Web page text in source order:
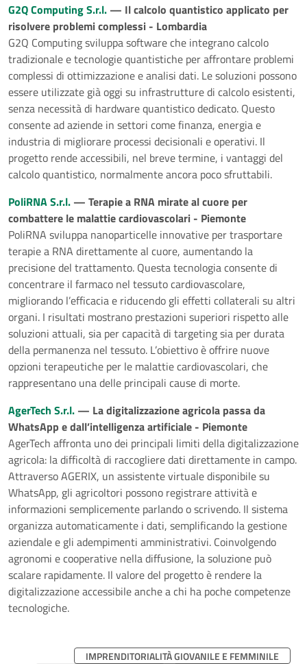
G2Q Computing S.r.l. — Il calcolo quantistico applicato per
risolvere problemi complessi - Lombardia
G2Q Computing sviluppa software che integrano calcolo
tradizionale e tecnologie quantistiche per affrontare problemi
complessi di ottimizzazione e analisi dati. Le soluzioni possono
essere utilizzate già oggi su infrastrutture di calcolo esistenti,
senza necessità di hardware quantistico dedicato. Questo
consente ad aziende in settori come finanza, energia e
industria di migliorare processi decisionali e operativi. Il
progetto rende accessibili, nel breve termine, i vantaggi del
calcolo quantistico, normalmente ancora poco sfruttabili.
PoliRNA S.r.l. — Terapie a RNA mirate al cuore per
combattere le malattie cardiovascolari - Piemonte
PoliRNA sviluppa nanoparticelle innovative per trasportare
terapie a RNA direttamente al cuore, aumentando la
precisione del trattamento. Questa tecnologia consente di
concentrare il farmaco nel tessuto cardiovascolare,
migliorando l’efficacia e riducendo gli effetti collaterali su altri
organi. I risultati mostrano prestazioni superiori rispetto alle
soluzioni attuali, sia per capacità di targeting sia per durata
della permanenza nel tessuto. L’obiettivo è offrire nuove
opzioni terapeutiche per le malattie cardiovascolari, che
rappresentano una delle principali cause di morte.
AgerTech S.r.l. — La digitalizzazione agricola passa da
WhatsApp e dall’intelligenza artificiale - Piemonte
AgerTech affronta uno dei principali limiti della digitalizzazione
agricola: la difficoltà di raccogliere dati direttamente in campo.
Attraverso AGERIX, un assistente virtuale disponibile su
WhatsApp, gli agricoltori possono registrare attività e
informazioni semplicemente parlando o scrivendo. Il sistema
organizza automaticamente i dati, semplificando la gestione
aziendale e gli adempimenti amministrativi. Coinvolgendo
agronomi e cooperative nella diffusione, la soluzione può
scalare rapidamente. Il valore del progetto è rendere la
digitalizzazione accessibile anche a chi ha poche competenze
tecnologiche.
IMPRENDITORIALITÀ GIOVANILE E FEMMINILE